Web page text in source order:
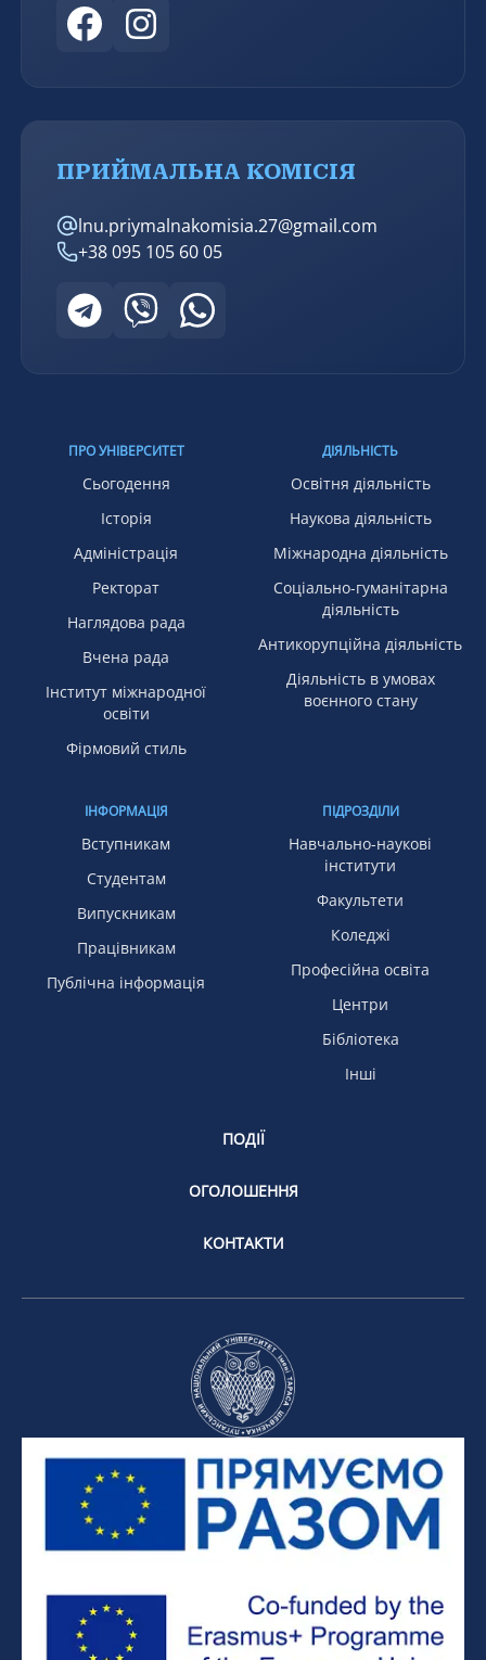
ПРИЙМАЛЬНА КОМІСІЯ
lnu.priymalnakomisia.27@gmail.com
+38 095 105 60 05
ПРО УНІВЕРСИТЕТ
Сьогодення
Історія
Адміністрація
Ректорат
Наглядова рада
Вчена рада
Інститут міжнародної
освіти
Фірмовий стиль
ДІЯЛЬНІСТЬ
Освітня діяльність
Наукова діяльність
Міжнародна діяльність
Соціально-гуманітарна
діяльність
Антикорупційна діяльність
Діяльність в умовах
воєнного стану
ІНФОРМАЦІЯ
Вступникам
Студентам
Випускникам
Працівникам
Публічна інформація
ПІДРОЗДІЛИ
Навчально-наукові
інститути
Факультети
Коледжі
Професійна освіта
Центри
Бібліотека
Інші
ПОДІЇ
ОГОЛОШЕННЯ
КОНТАКТИ